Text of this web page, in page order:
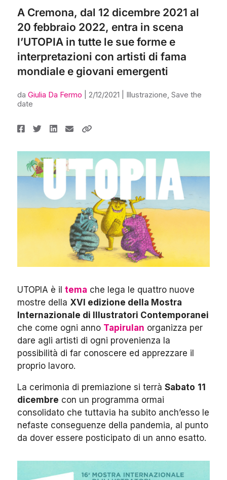
A Cremona, dal 12 dicembre 2021 al
20 febbraio 2022, entra in scena
l’UTOPIA in tutte le sue forme e
interpretazioni con artisti di fama
mondiale e giovani emergenti
da Giulia Da Fermo 2/12/2021 Illustrazione, Save the
date
UTOPIA è il tema che lega le quattro nuove
mostre della XVI edizione della Mostra
Internazionale di Illustratori Contemporanei
che come ogni anno Tapirulan organizza per
dare agli artisti di ogni provenienza la
possibilità di far conoscere ed apprezzare il
proprio lavoro.
La cerimonia di premiazione si terrà Sabato 11
dicembre con un programma ormai
consolidato che tuttavia ha subito anch’esso le
nefaste conseguenze della pandemia, al punto
da dover essere posticipato di un anno esatto.